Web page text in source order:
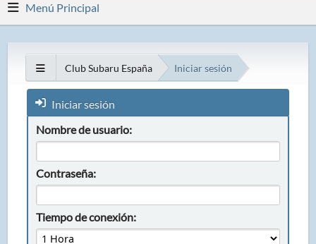
Menú Principal
Club Subaru España Iniciar sesión
Iniciar sesión
Nombre de usuario:
Contraseña:
Tiempo de conexión: